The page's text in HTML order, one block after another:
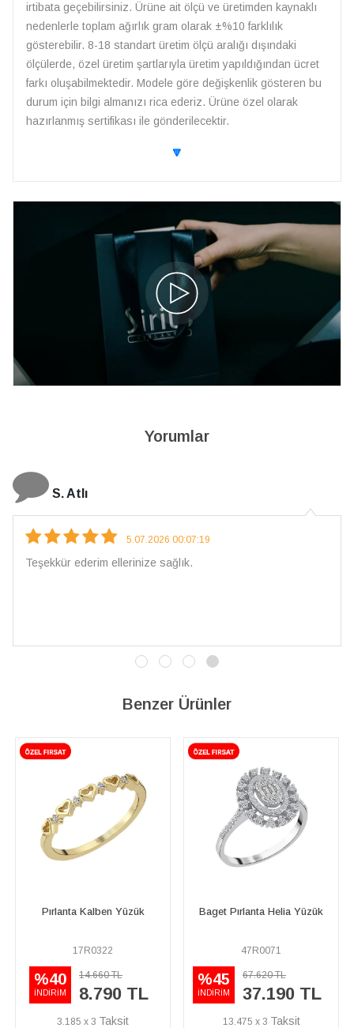
irtibata geçebilirsiniz. Ürüne ait ölçü ve üretimden kaynaklı
nedenlerle toplam ağırlık gram olarak ±%10 farklılık
gösterebilir. 8-18 standart üretim ölçü aralığı dışındaki
ölçülerde, özel üretim şartlarıyla üretim yapıldığından ücret
farkı oluşabilmektedir. Modele göre değişkenlik gösteren bu
durum için bilgi almanızı rica ederiz. Ürüne özel olarak
hazırlanmış sertifikası ile gönderilecektir.
🔽
Yorumlar
S. Atlı
5.07.2026 00:07:19
Teşekkür ederim ellerinize sağlık.
Benzer Ürünler
Pırlanta Kalben Yüzük
17R0322
%40
İNDİRİM
14.660 TL
8.790 TL
3.185 x 3
Baget Pırlanta Helia Yüzük
47R0071
%45
İNDİRİM
67.620 TL
37.190 TL
13.475 x 3